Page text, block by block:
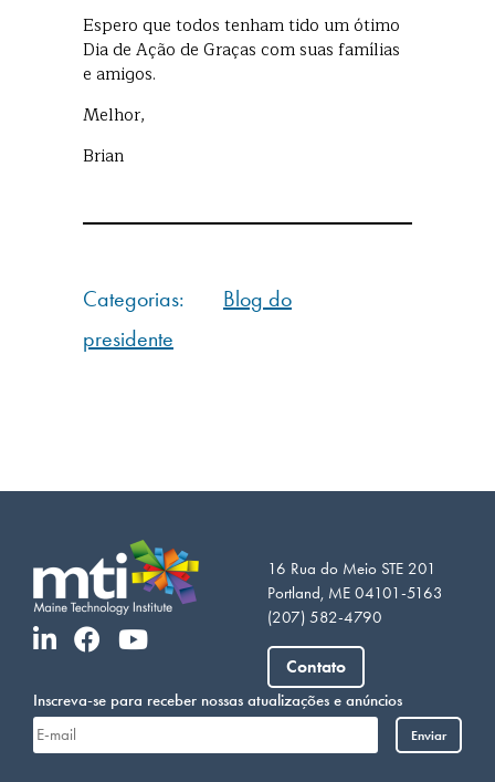
Espero que todos tenham tido um ótimo
Dia de Ação de Graças com suas famílias
e amigos.
Melhor,
Brian
Categorias:
Blog do
presidente
16 Rua do Meio STE 201
Portland, ME 04101-5163
(207) 582-4790
Contato
Inscreva-se para receber nossas atualizações e anúncios
Enviar
French
Arabic
Somali
Vietnamese